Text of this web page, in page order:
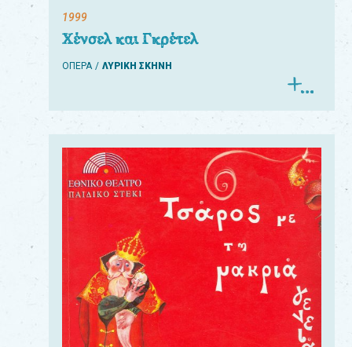
1999
Χένσελ και Γκρέτελ
ΟΠΕΡΑ ΛΥΡΙΚΗ ΣΚΗΝΗ